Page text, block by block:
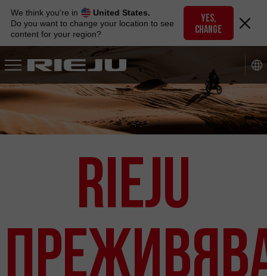
navigation
content
We think you're in
United States.
Do you want to change your location to see
content for your region?
YES,
CHANGE
Rieju